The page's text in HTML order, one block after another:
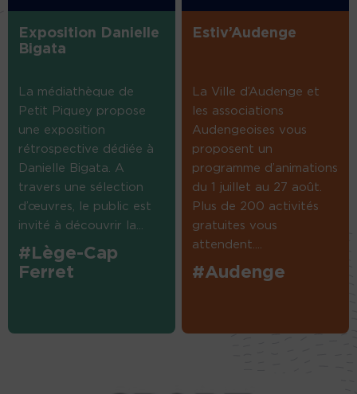
Exposition Danielle
Bigata
La médiathèque de
Petit Piquey propose
une exposition
rétrospective dédiée à
Danielle Bigata. A
travers une sélection
d’œuvres, le public est
invité à découvrir la...
#Lège-Cap
Ferret
Estiv’Audenge
La Ville d’Audenge et
les associations
Audengeoises vous
proposent un
programme d’animations
du 1 juillet au 27 août.
Plus de 200 activités
gratuites vous
attendent....
#Audenge